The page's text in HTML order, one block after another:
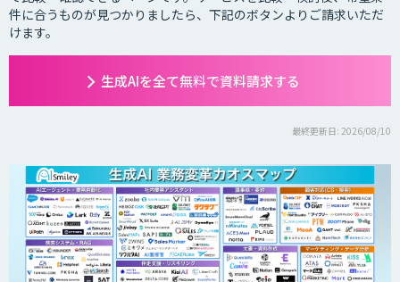
件に合うものが見つかりましたら、下記のボタンよりご請求いただ
けます。
生成AIを全て無料で資料請求する
最終更新日: 2026/08/10